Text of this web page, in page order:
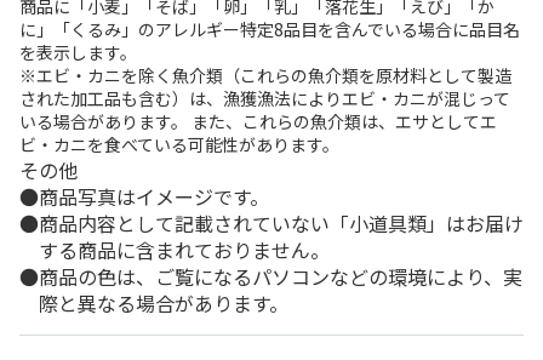
商品に「小麦」「そば」「卵」「乳」「落花生」「えび」「か
に」「くるみ」のアレルギー特定8品目を含んでいる場合に品目名
を表示します。
※エビ・カニを除く魚介類（これらの魚介類を原材料として製造
された加工品も含む）は、漁獲漁法によりエビ・カニが混じって
いる場合があります。 また、これらの魚介類は、エサとしてエ
ビ・カニを食べている可能性があります。
その他
商品写真はイメージです。
商品内容として記載されていない「小道具類」はお届け
する商品に含まれておりません。
商品の色は、ご覧になるパソコンなどの環境により、実
際と異なる場合があります。